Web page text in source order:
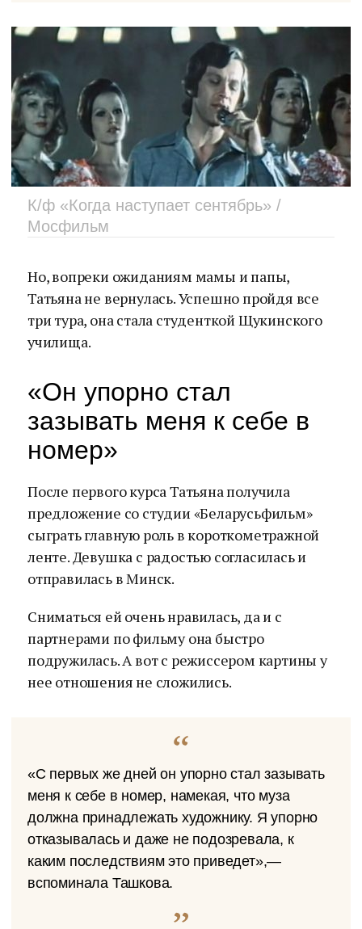
К/ф «Когда наступает сентябрь» /
Мосфильм
Но, вопреки ожиданиям мамы и папы,
Татьяна не вернулась. Успешно пройдя все
три тура, она стала студенткой Щукинского
училища.
«Он упорно стал
зазывать меня к себе в
номер»
После первого курса Татьяна получила
предложение со студии «Беларусьфильм»
сыграть главную роль в короткометражной
ленте. Девушка с радостью согласилась и
отправилась в Минск.
Сниматься ей очень нравилась, да и с
партнерами по фильму она быстро
подружилась. А вот с режиссером картины у
нее отношения не сложились.
«С первых же дней он упорно стал зазывать
меня к себе в номер, намекая, что муза
должна принадлежать художнику. Я упорно
отказывалась и даже не подозревала, к
каким последствиям это приведет»,—
вспоминала Ташкова.